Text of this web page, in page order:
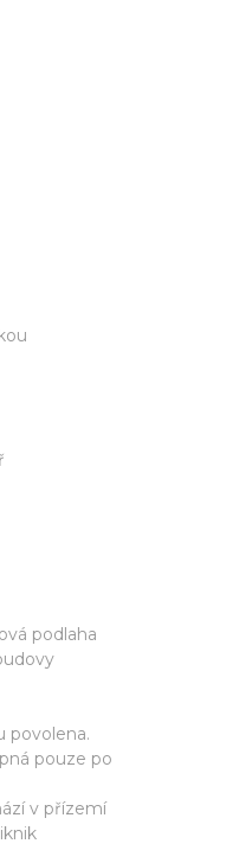
podlaha
povolena.
pouze po
v přízemí